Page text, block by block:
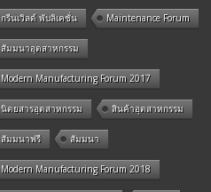
กรีนเวิลด์ พับลิเคชั่น Maintenance Forum
สัมมนาอุตสาหกรรม
Modern Manufacturing Forum 2017
นิตยสารอุตสาหกรรม สินค้าอุตสาหกรรม
สัมมนาฟรี สัมมนา
Modern Manufacturing Forum 2018